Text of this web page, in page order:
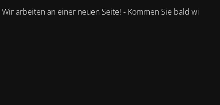
Wir arbeiten an einer neuen Seite! - Kommen Sie bald wieder.